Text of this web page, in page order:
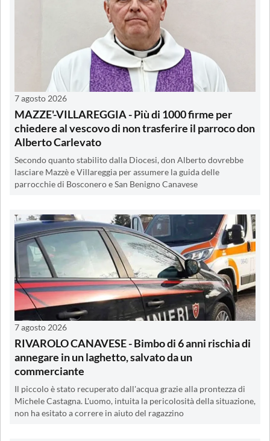
7 agosto 2026
MAZZE'-VILLAREGGIA - Più di 1000 firme per
chiedere al vescovo di non trasferire il parroco don
Alberto Carlevato
Secondo quanto stabilito dalla Diocesi, don Alberto dovrebbe
lasciare Mazzè e Villareggia per assumere la guida delle
parrocchie di Bosconero e San Benigno Canavese
7 agosto 2026
RIVAROLO CANAVESE - Bimbo di 6 anni rischia di
annegare in un laghetto, salvato da un
commerciante
Il piccolo è stato recuperato dall'acqua grazie alla prontezza di
Michele Castagna. L'uomo, intuita la pericolosità della situazione,
non ha esitato a correre in aiuto del ragazzino